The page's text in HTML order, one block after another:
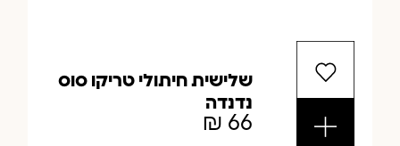
שלישית חיתולי טריקו סוס
נדנדה
₪ 66